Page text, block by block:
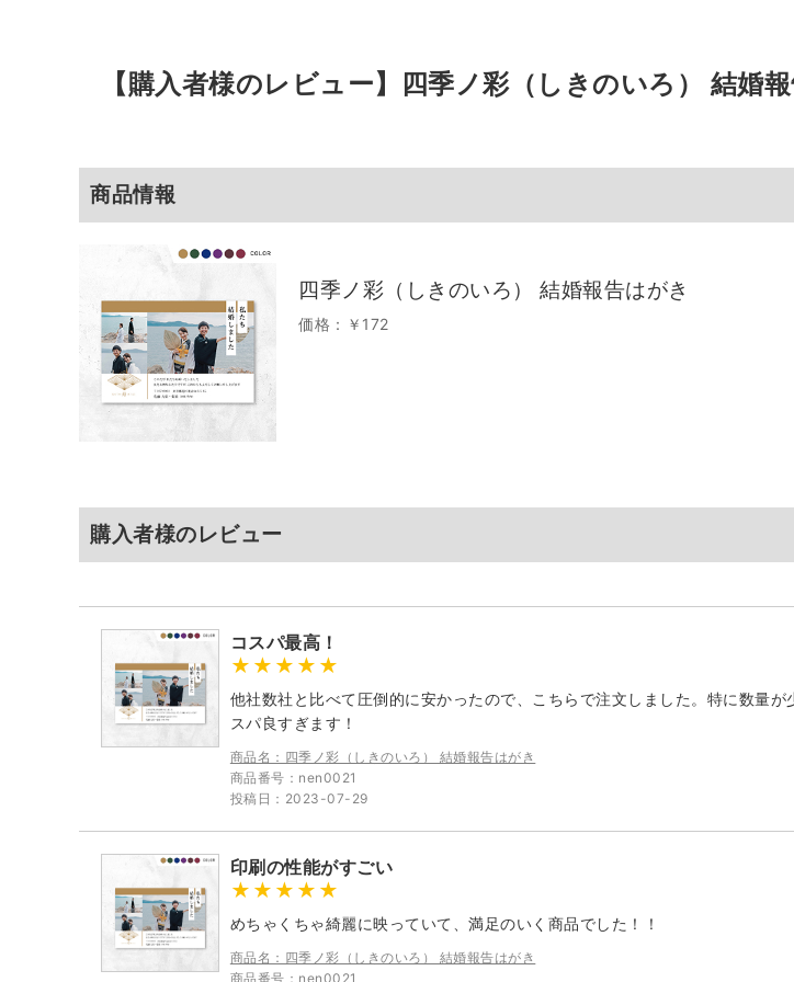
【購入者様のレビュー】 四季ノ彩（しきのいろ） 結婚
商品情報
四季ノ彩（しきのいろ） 結婚報告はがき
価格：￥172
購入者様のレビュー
コスパ最高！
他社数社と比べて圧倒的に安かったので、こちらで注文しました。特に数量
スパ良すぎます！
商品名：四季ノ彩（しきのいろ） 結婚報告はがき
商品番号：nen0021
投稿日：2023-07-29
印刷の性能がすごい
めちゃくちゃ綺麗に映っていて、満足のいく商品でした！！
商品名：四季ノ彩（しきのいろ） 結婚報告はがき
商品番号：nen0021